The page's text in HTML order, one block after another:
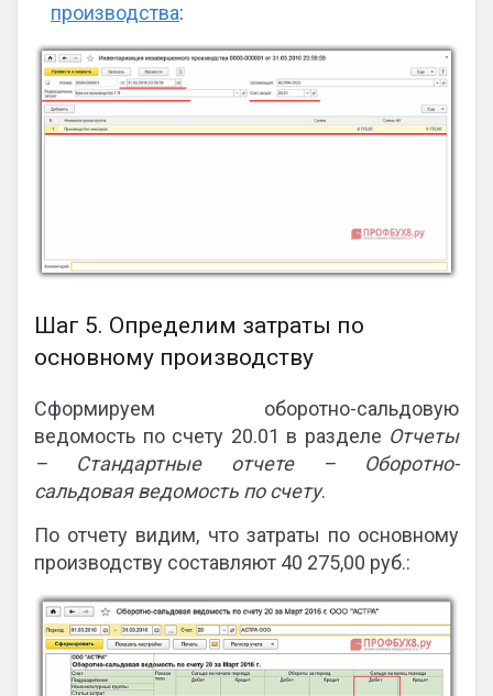
производства:
Шаг 5. Определим затраты по
основному производству
Сформируем оборотно-сальдовую
ведомость по счету 20.01 в разделе Отчеты
– Стандартные отчете – Оборотно-
сальдовая ведомость по счету.
По отчету видим, что затраты по основному
производству составляют 40 275,00 руб.: